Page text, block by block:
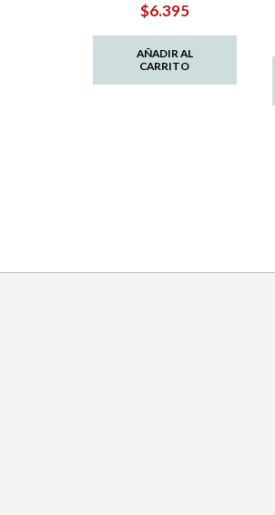
$6.395
AÑADIR AL
CARRITO